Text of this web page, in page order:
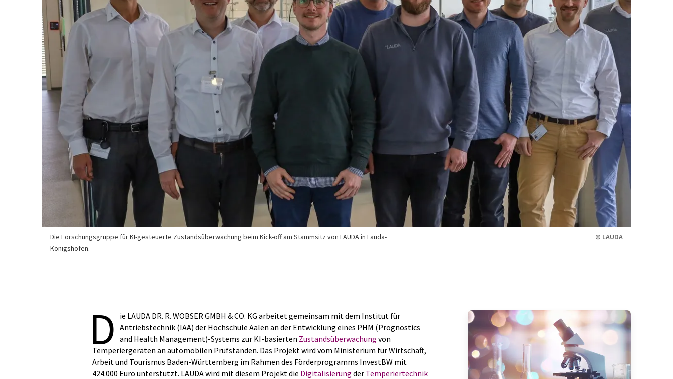
Die Forschungsgruppe für KI-gesteuerte Zustandsüberwachung beim Kick-off am Stammsitz von LAUDA in Lauda-
Königshofen.
© LAUDA
D
ie LAUDA DR. R. WOBSER GMBH & CO. KG arbeitet gemeinsam mit dem Institut für
Antriebstechnik (IAA) der Hochschule Aalen an der Entwicklung eines PHM (Prognostics
and Health Management)-Systems zur KI-basierten Zustandsüberwachung von
Temperiergeräten an automobilen Prüfständen. Das Projekt wird vom Ministerium für Wirtschaft,
Arbeit und Tourismus Baden-Württemberg im Rahmen des Förderprogramms InvestBW mit
424.000 Euro unterstützt. LAUDA wird mit diesem Projekt die Digitalisierung der Temperiertechnik